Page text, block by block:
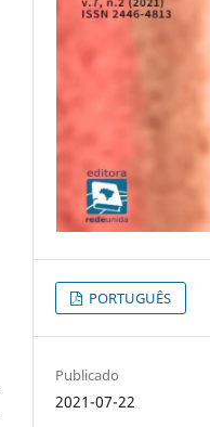
PORTUGUÊS
Publicado
2021-07-22